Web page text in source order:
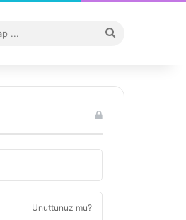
...
Unuttunuz mu?